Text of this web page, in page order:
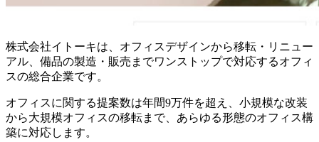
株式会社イトーキは、オフィスデザインから移転・リニュー
アル、備品の製造・販売までワンストップで対応するオフィ
スの総合企業です。
オフィスに関する提案数は年間9万件を超え、 小規模な改装
から大規模オフィスの移転まで、あらゆる形態のオフィス構
築に対応します。